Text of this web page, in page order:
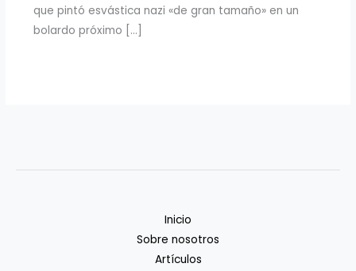
que pintó esvástica nazi «de gran tamaño» en un
bolardo próximo […]
Inicio
Sobre nosotros
Artículos